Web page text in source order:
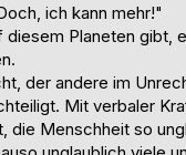
ich kann mehr!"
diesem Planeten gibt,
der andere im
Mit verbaler
die Menschheit so